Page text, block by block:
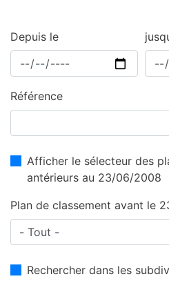
Depuis le
Référence
Afficher le sélecteur des
antérieurs au 23/06/2008
Plan de classement avant le
Rechercher dans les